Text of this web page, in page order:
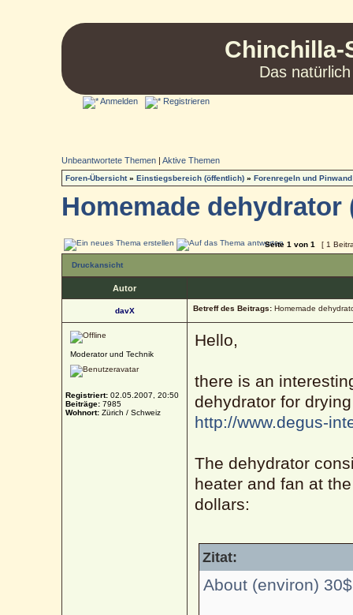
Chinchilla-
Das
Anmelden Registrieren
Unbeantwortete Themen |Aktive Themen
Foren-Übersicht»Einstiegsbereich (öffentlich) »Forenregeln und Pinwand
Homemade
Seite1 von1 [ 1
Druckansicht
Autor
davX Betreff des Beitrags: Homemade
Moderator und Technik
Registriert: 02.05.2007, 20:50
Beiträge: 7985
Wohnort: Zürich / Schweiz
Hello,
there is an
dehydrator for
http://www.degus-
The dehydrator
heater and fan at
dollars:
Zitat:
About (environ) 30$